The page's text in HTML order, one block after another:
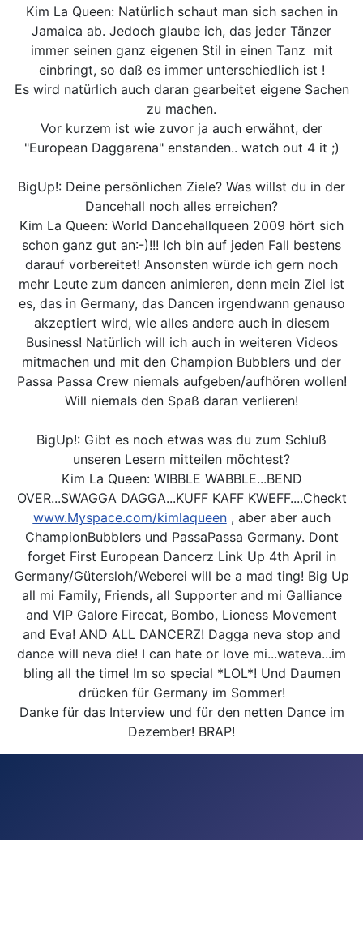
Kim La Queen: Natürlich schaut man sich sachen in
Jamaica ab. Jedoch glaube ich, das jeder Tänzer
immer seinen ganz eigenen Stil in einen Tanz mit
einbringt, so daß es immer unterschiedlich ist !
Es wird natürlich auch daran gearbeitet eigene Sachen
zu machen.
Vor kurzem ist wie zuvor ja auch erwähnt, der
"European Daggarena" enstanden.. watch out 4 it ;)
BigUp!: Deine persönlichen Ziele? Was willst du in der
Dancehall noch alles erreichen?
Kim La Queen: World Dancehallqueen 2009 hört sich
schon ganz gut an:-)!!! Ich bin auf jeden Fall bestens
darauf vorbereitet! Ansonsten würde ich gern noch
mehr Leute zum dancen animieren, denn mein Ziel ist
es, das in Germany, das Dancen irgendwann genauso
akzeptiert wird, wie alles andere auch in diesem
Business! Natürlich will ich auch in weiteren Videos
mitmachen und mit den Champion Bubblers und der
Passa Passa Crew niemals aufgeben/aufhören wollen!
Will niemals den Spaß daran verlieren!
BigUp!: Gibt es noch etwas was du zum Schluß
unseren Lesern mitteilen möchtest?
Kim La Queen: WIBBLE WABBLE...BEND
OVER...SWAGGA DAGGA...KUFF KAFF KWEFF....Checkt
www.Myspace.com/kimlaqueen, aber aber auch
ChampionBubblers und PassaPassa Germany. Dont
forget First European Dancerz Link Up 4th April in
Germany/Gütersloh/Weberei will be a mad ting! Big Up
all mi Family, Friends, all Supporter and mi Galliance
and VIP Galore Firecat, Bombo, Lioness Movement
and Eva! AND ALL DANCERZ! Dagga neva stop and
dance will neva die! I can hate or love mi...wateva...im
bling all the time! Im so special *LOL*! Und Daumen
drücken für Germany im Sommer!
Danke für das Interview und für den netten Dance im
Dezember! BRAP!